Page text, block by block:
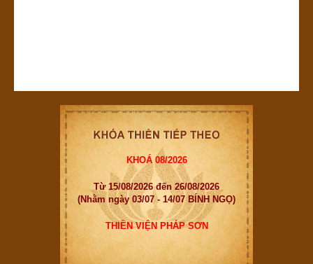
KHOÁ 08/2026
Từ 15/08/2026 đến 26/08/2026
(Nhằm ngày 03/07 - 14/07 BÍNH NGỌ)
THIỀN VIỆN PHÁP SƠN